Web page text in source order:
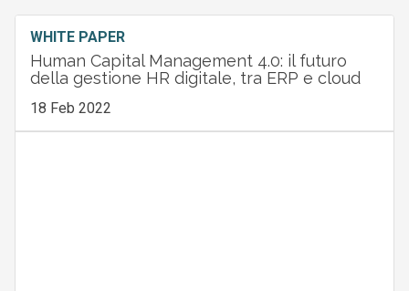
WHITE PAPER
Human Capital Management 4.0: il futuro
della gestione HR digitale, tra ERP e cloud
18 Feb 2022